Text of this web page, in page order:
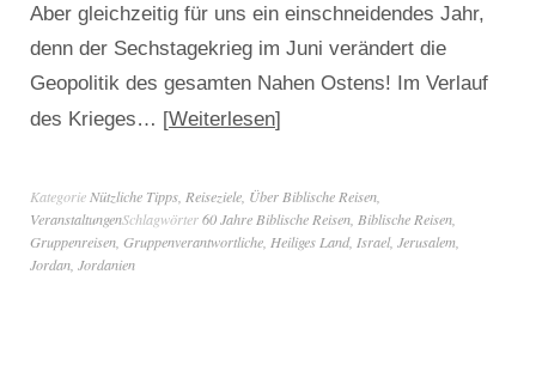
Aber gleichzeitig für uns ein einschneidendes Jahr,
denn der Sechstagekrieg im Juni verändert die
Geopolitik des gesamten Nahen Ostens! Im Verlauf
des Krieges…
Weiterlesen
Kategorie Nützliche Tipps Reiseziele Über Biblische Reisen
VeranstaltungenSchlagwörter60 Jahre Biblische Reisen Biblische Reisen
Gruppenreisen Gruppenverantwortliche Heiliges Land, Israel, Jerusalem
Jordan Jordanien